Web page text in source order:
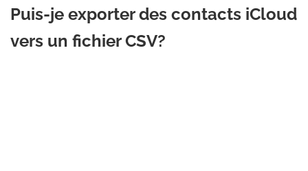
Puis-je exporter des contacts iCloud
vers un fichier CSV?